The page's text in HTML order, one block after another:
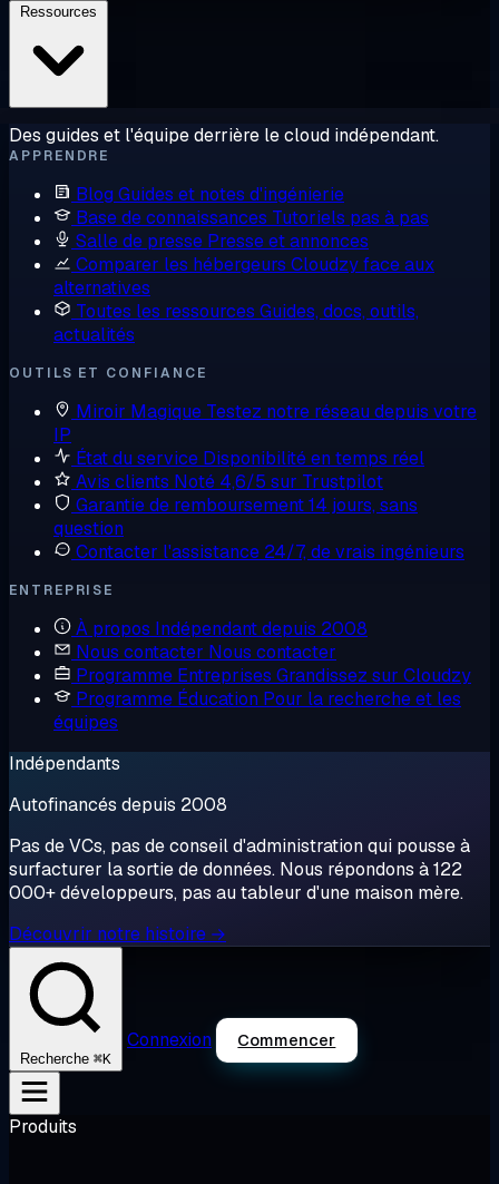
Des guides et l'équipe derrière le cloud indépendant.
APPRENDRE
Blog Guides et notes d'ingénierie
Base de connaissances Tutoriels pas à pas
Salle de presse Presse et annonces
Comparer les hébergeurs Cloudzy face aux
alternatives
Toutes les ressources Guides, docs, outils,
actualités
OUTILS ET CONFIANCE
Miroir Magique Testez notre réseau depuis votre
IP
État du service Disponibilité en temps réel
Avis clients Noté 4,6/5 sur Trustpilot
Garantie de remboursement14 jours, sans
question
Contacter l'assistance 24/7, de vrais ingénieurs
ENTREPRISE
À propos Indépendant depuis 2008
Nous contacter Nous contacter
Programme Entreprises Grandissez sur Cloudzy
Programme Éducation Pour la recherche et les
équipes
Indépendants
Autofinancés depuis 2008
Pas de VCs, pas de conseil d'administration qui pousse à
surfacturer la sortie de données. Nous répondons à 122
000+ développeurs, pas au tableur d'une maison mère.
Découvrir notre histoire →
Recherche ⌘K
Connexion Commencer
Produits